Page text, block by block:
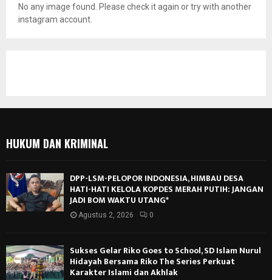
No any image found. Please check it again or try with another
instagram account.
HUKUM DAN KRIMINAL
DPP-LSM-PELOPOR INDONESIA, HIMBAU DESA
HATI-HATI KELOLA KOPDES MERAH PUTIH: JANGAN
JADI BOM WAKTU UTANG*
Agustus 2, 2026 0
Sukses Gelar Riko Goes to School, SD Islam Nurul
Hidayah Bersama Riko The Series Perkuat
Karakter Islami dan Akhlak